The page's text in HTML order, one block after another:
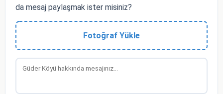
da mesaj paylaşmak ister misiniz?
Fotoğraf Yükle